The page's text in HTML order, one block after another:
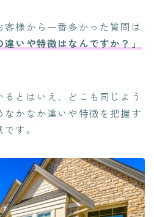
様から一番多かった質問は
違いや特徴はなんですか？」
とはいえ、どこも同じよう
なかなか違いや特徴を把握す
す。